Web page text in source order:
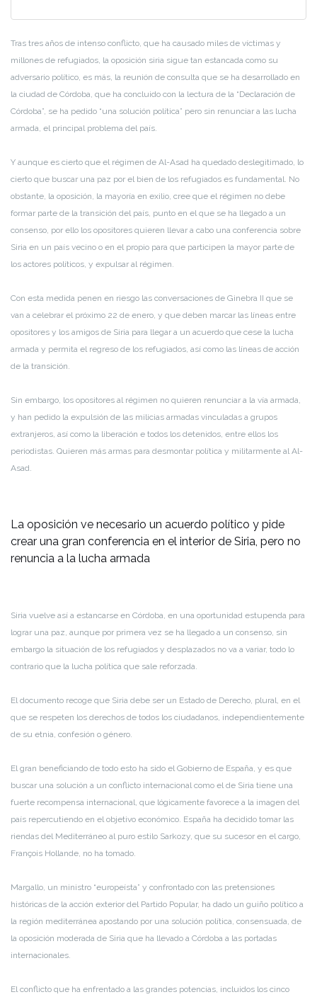
Tras tres años de intenso conflicto, que ha causado miles de víctimas y
millones de refugiados, la oposición siria sigue tan estancada como su
adversario político, es más, la reunión de consulta que se ha desarrollado en
la ciudad de Córdoba, que ha concluido con la lectura de la “Declaración de
Córdoba”, se ha pedido “una solución política” pero sin renunciar a las lucha
armada, el principal problema del país.
Y aunque es cierto que el régimen de Al-Asad ha quedado deslegitimado, lo
cierto que buscar una paz por el bien de los refugiados es fundamental. No
obstante, la oposición, la mayoría en exilio, cree que el régimen no debe
formar parte de la transición del país, punto en el que se ha llegado a un
consenso, por ello los opositores quieren llevar a cabo una conferencia sobre
Siria en un país vecino o en el propio para que participen la mayor parte de
los actores políticos, y expulsar al régimen.
Con esta medida penen en riesgo las conversaciones de Ginebra II que se
van a celebrar el próximo 22 de enero, y que deben marcar las líneas entre
opositores y los amigos de Siria para llegar a un acuerdo que cese la lucha
armada y permita el regreso de los refugiados, así como las líneas de acción
de la transición.
Sin embargo, los opositores al régimen no quieren renunciar a la vía armada,
y han pedido la expulsión de las milicias armadas vinculadas a grupos
extranjeros, así como la liberación e todos los detenidos, entre ellos los
periodistas. Quieren más armas para desmontar política y militarmente al Al-
Asad.
La oposición ve necesario un acuerdo político y pide
crear una gran conferencia en el interior de Siria, pero no
renuncia a la lucha armada
Siria vuelve así a estancarse en Córdoba, en una oportunidad estupenda para
lograr una paz, aunque por primera vez se ha llegado a un consenso, sin
embargo la situación de los refugiados y desplazados no va a variar, todo lo
contrario que la lucha política que sale reforzada.
El documento recoge que Siria debe ser un Estado de Derecho, plural, en el
que se respeten los derechos de todos los ciudadanos, independientemente
de su etnia, confesión o género.
El gran beneficiando de todo esto ha sido el Gobierno de España, y es que
buscar una solución a un conflicto internacional como el de Siria tiene una
fuerte recompensa internacional, que lógicamente favorece a la imagen del
país repercutiendo en el objetivo económico. España ha decidido tomar las
riendas del Mediterráneo al puro estilo Sarkozy, que su sucesor en el cargo,
François Hollande, no ha tomado.
Margallo, un ministro “europeísta” y confrontado con las pretensiones
históricas de la acción exterior del Partido Popular, ha dado un guiño político a
la región mediterránea apostando por una solución política, consensuada, de
la oposición moderada de Siria que ha llevado a Córdoba a las portadas
internacionales.
El conflicto que ha enfrentado a las grandes potencias, incluidos los cinco